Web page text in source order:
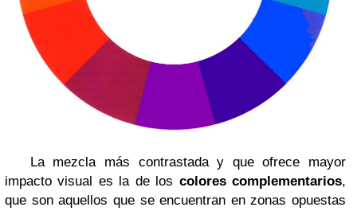
La mezcla más contrastada y que ofrece mayor
impacto visual es la de los colores complementarios,
que son aquellos que se encuentran en zonas opuestas